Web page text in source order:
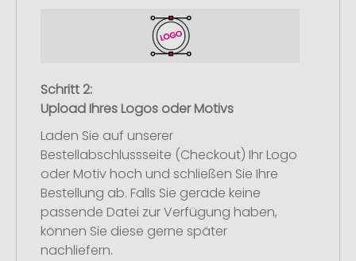
Schritt 2:
Upload Ihres Logos oder Motivs
Laden Sie auf unserer
Bestellabschlussseite (Checkout) Ihr Logo
oder Motiv hoch und schließen Sie Ihre
Bestellung ab. Falls Sie gerade keine
passende Datei zur Verfügung haben,
können Sie diese gerne später
nachliefern.